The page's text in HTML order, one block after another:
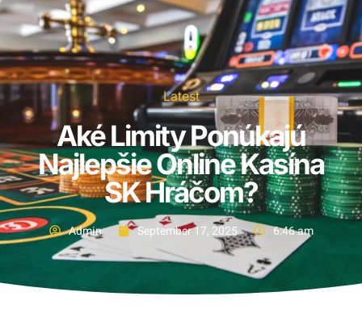
Latest
Aké Limity Ponúkajú
Najlepšie Online Kasína
SK Hráčom?
Admin September 17, 2025 6:46 am